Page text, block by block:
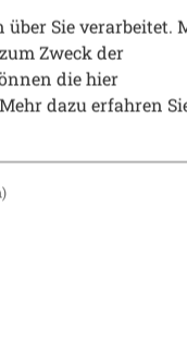
Sie verarbeitet.
Zweck der
die hier
Mehr dazu erfahren